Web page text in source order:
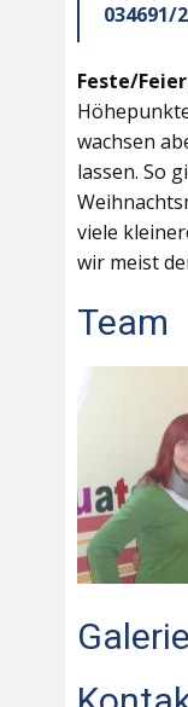
034691/
Feste/
wachsen
lassen. So
viele
wir meist
Team
Galerie